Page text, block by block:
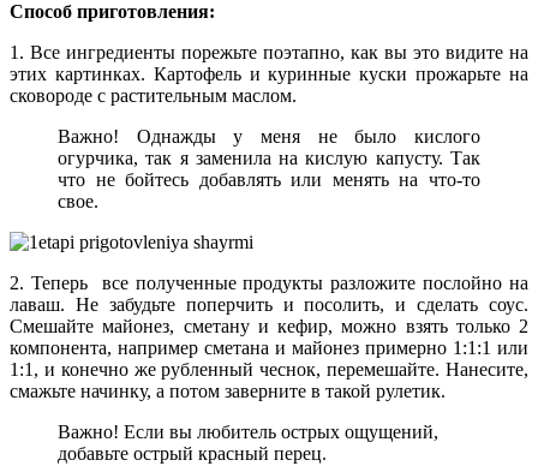
Способ приготовления:
1. Все ингредиенты порежьте поэтапно, как вы это видите на
этих картинках. Картофель и куринные куски прожарьте на
сковороде с растительным маслом.
Важно! Однажды у меня не было кислого
огурчика, так я заменила на кислую капусту. Так
что не бойтесь добавлять или менять на что-то
свое.
2. Теперь все полученные продукты разложите послойно на
лаваш. Не забудьте поперчить и посолить, и сделать соус.
Смешайте майонез, сметану и кефир, можно взять только 2
компонента, например сметана и майонез примерно 1:1:1 или
1:1, и конечно же рубленный чеснок, перемешайте. Нанесите,
смажьте начинку, а потом заверните в такой рулетик.
Важно! Если вы любитель острых ощущений,
добавьте острый красный перец.